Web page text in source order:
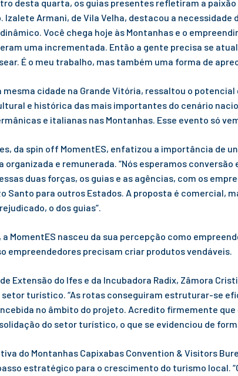
desta quarta, os guias presentes refletiram a
Izalete Armani, de Vila Velha, destacou a
Você chega hoje às Montanhas e o
uma incrementada. Então a gente precisa se
É o meu trabalho, mas também uma forma de
mesma cidade na Grande Vitória, ressaltou o
e histórica das mais importantes do cenário
e italianas nas Montanhas. Esse evento só
da spin off MomentES, enfatizou a importância de
organizada e remunerada. “Nós esperamos
duas forças, os guias e as agências, com os
Santo para outros Estados. A proposta é comercial,
o dos guias”.
a MomentES nasceu da sua percepção como
empreendedores precisam criar produtos vendáveis.
Extensão do Ifes e da Incubadora Radix, Zâmora
setor turístico. “As rotas conseguiram estruturar-se
no âmbito do projeto. Acredito firmemente
do setor turístico, o que se evidenciou de
do Montanhas Capixabas Convention & Visitors
estratégico para o crescimento do turismo local.